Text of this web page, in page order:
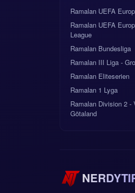
Ramalan UEFA
Ramalan UEFA
League
Ramalan Bundesliga
Ramalan III Liga -
Ramalan Eliteserien
Ramalan 1 Lyga
Ramalan Division 2 -
Götaland